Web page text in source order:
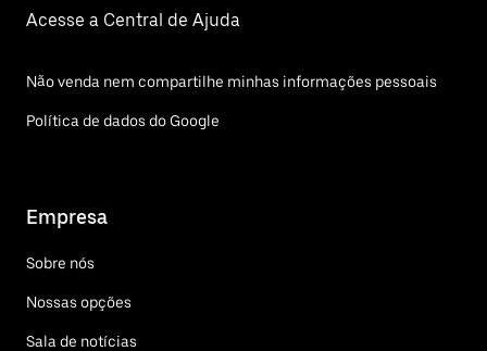
Acesse a Central de Ajuda
Não venda nem compartilhe minhas informações pessoais
Política de dados do Google
Empresa
Sobre nós
Nossas opções
Sala de notícias